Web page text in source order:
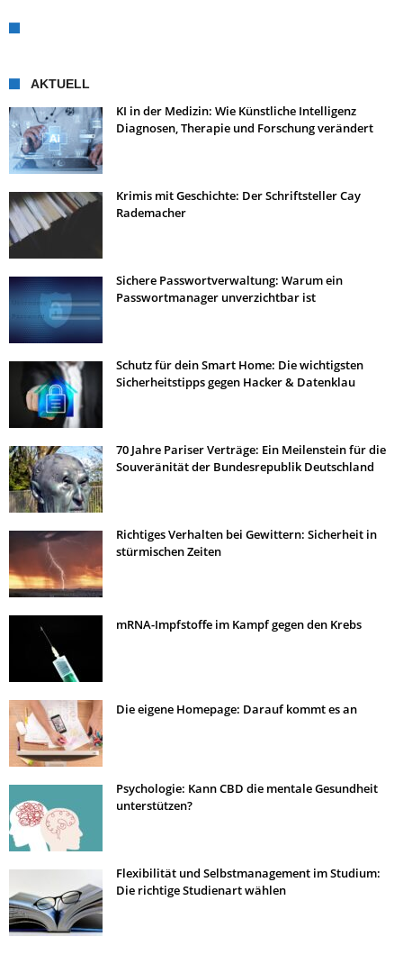
AKTUELL
KI in der Medizin: Wie Künstliche Intelligenz
Diagnosen, Therapie und Forschung verändert
Krimis mit Geschichte: Der Schriftsteller Cay
Rademacher
Sichere Passwortverwaltung: Warum ein
Passwortmanager unverzichtbar ist
Schutz für dein Smart Home: Die wichtigsten
Sicherheitstipps gegen Hacker & Datenklau
70 Jahre Pariser Verträge: Ein Meilenstein für die
Souveränität der Bundesrepublik Deutschland
Richtiges Verhalten bei Gewittern: Sicherheit in
stürmischen Zeiten
mRNA-Impfstoffe im Kampf gegen den Krebs
Die eigene Homepage: Darauf kommt es an
Psychologie: Kann CBD die mentale Gesundheit
unterstützen?
Flexibilität und Selbstmanagement im Studium:
Die richtige Studienart wählen